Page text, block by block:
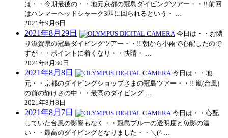
は・・今期最後の・・地元京都の冠島ダイビングツアー・・!! 前回
はハンマーヘッドシャーク3匹に回られるという・ …
2021年9月6日
2021年8月29日
今日は・・お隣
り滋賀県の冠島ダイビングツアー・・!! 朝から小雨で心配したので
すが・・ポイントに着くなり・・快晴・ …
2021年8月30日
2021年8月8日
今日は・・地
元・・京都のダイビングショップさまの冠島ツアー・・!! 嵐(台風)
の前の静けさの中・・最高のダイビング …
2021年8月8日
2021年8月7日
今日は・・心配
していた台風の影響もなく・・冠島ブルーの透明度と魚影の濃
い・・最高のダイビングとなりました・・＼(^ …